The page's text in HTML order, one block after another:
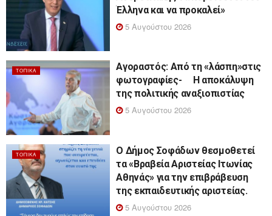
Έλληνα και να προκαλεί»
5 Αυγούστου 2026
ΤΟΠΙΚΆ
Αγοραστός: Από τη «λάσπη»στις
φωτογραφίες- Η αποκάλυψη
της πολιτικής αναξιοπιστίας
5 Αυγούστου 2026
ΤΟΠΙΚΆ
Ο Δήμος Σοφάδων θεσμοθετεί
τα «Βραβεία Αριστείας Ιτωνίας
Αθηνάς» για την επιβράβευση
της εκπαιδευτικής αριστείας.
5 Αυγούστου 2026